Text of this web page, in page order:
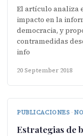
El artículo analiza
impacto en la
democracia, y
contramedidas
info
20 September 2018
PUBLICACIONES ·
Estrategias de